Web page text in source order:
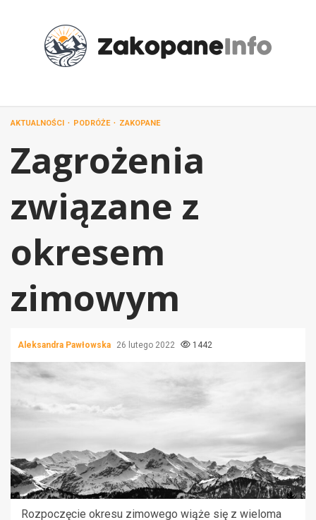
AKTUALNOŚCI PODRÓŻE ZAKOPANE
Zagrożenia
związane z
okresem
zimowym
Aleksandra Pawłowska 26 lutego 2022 1442
Rozpoczęcie okresu zimowego wiąże się z wieloma